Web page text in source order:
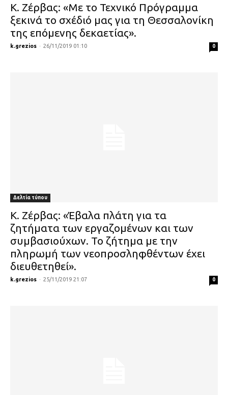
Κ. Ζέρβας: «Με το Τεχνικό Πρόγραμμα
ξεκινά το σχέδιό μας για τη Θεσσαλονίκη
της επόμενης δεκαετίας».
k.grezios - 26/11/2019 01:10 0
Δελτία τύπου
Κ. Ζέρβας: «Έβαλα πλάτη για τα
ζητήματα των εργαζομένων και των
συμβασιούχων. Το ζήτημα με την
πληρωμή των νεοπροσληφθέντων έχει
διευθετηθεί».
k.grezios - 25/11/2019 21:07 0